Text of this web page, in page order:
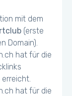
mit dem
(erste
Domain).
hat für die
erreicht.
hat für die